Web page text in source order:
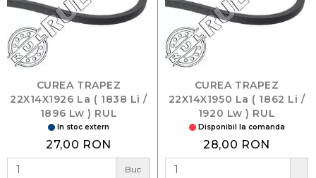
CUREA TRAPEZ
22X14X1926 La ( 1838 Li /
1896 Lw ) RUL
In stoc extern
27,00 RON
Buc
CUREA TRAPEZ
22X14X1950 La ( 1862 Li /
1920 Lw ) RUL
Disponibil la comanda
28,00 RON